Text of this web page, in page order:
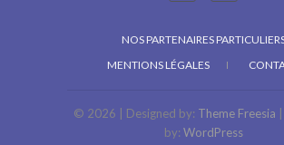
NOS PARTENAIRES
MENTIONS LÉGALES
© 2026 | Designed by: Theme Freesia
by: WordPress